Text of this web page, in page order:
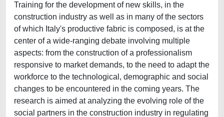
Training for the development of new skills, in the
construction industry as well as in many of the sectors
of which Italy's productive fabric is composed, is at the
center of a wide-ranging debate involving multiple
aspects: from the construction of a professionalism
responsive to market demands, to the need to adapt the
workforce to the technological, demographic and social
changes to be encountered in the coming years. The
research is aimed at analyzing the evolving role of the
social partners in the construction industry in regulating